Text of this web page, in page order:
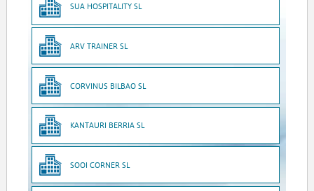
SUA HOSPITALITY SL
ARV TRAINER SL
CORVINUS BILBAO SL
KANTAURI BERRIA SL
SOOI CORNER SL